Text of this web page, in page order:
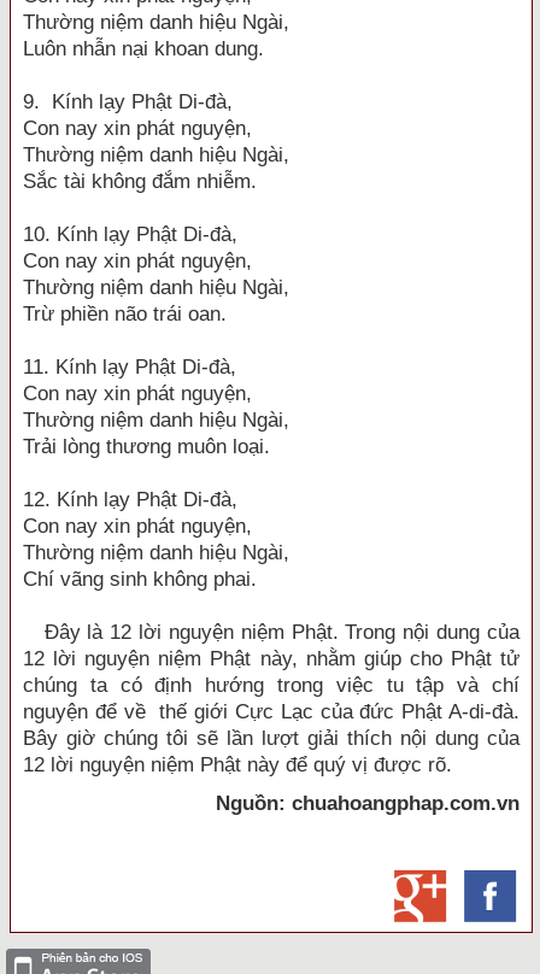
Thường niệm danh hiệu Ngài,
Luôn nhẫn nại khoan dung.
9. Kính lạy Phật Di-đà,
Con nay xin phát nguyện,
Thường niệm danh hiệu Ngài,
Sắc tài không đắm nhiễm.
10. Kính lạy Phật Di-đà,
Con nay xin phát nguyện,
Thường niệm danh hiệu Ngài,
Trừ phiền não trái oan.
11. Kính lạy Phật Di-đà,
Con nay xin phát nguyện,
Thường niệm danh hiệu Ngài,
Trải lòng thương muôn loại.
12. Kính lạy Phật Di-đà,
Con nay xin phát nguyện,
Thường niệm danh hiệu Ngài,
Chí vãng sinh không phai.
Đây là 12 lời nguyện niệm Phật. Trong nội dung của
12 lời nguyện niệm Phật này, nhằm giúp cho Phật tử
chúng ta có định hướng trong việc tu tập và chí
nguyện để về thế giới Cực Lạc của đức Phật A-di-đà.
Bây giờ chúng tôi sẽ lần lượt giải thích nội dung của
12 lời nguyện niệm Phật này để quý vị được rõ.
Nguồn: chuahoangphap.com.vn